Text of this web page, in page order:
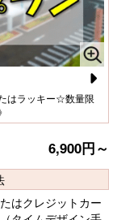
はラッキー☆数量限
N
e
xt
6,900円～
はクレジットカー